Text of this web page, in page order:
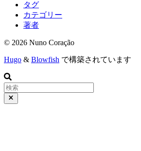
タグ
カテゴリー
著者
© 2026 Nuno Coração
Hugo & Blowfish で構築されています